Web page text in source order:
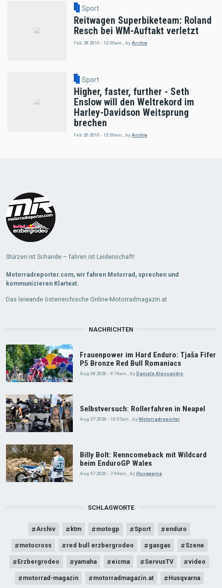
Sport
Reitwagen Superbiketeam: Roland
Resch bei WM-Auftakt verletzt
Feb 28 2010 - 12:00am byArchiv
Sport
Higher, faster, further - Seth
Enslow will den Weltrekord im
Harley-Davidson Weitsprung
brechen
Feb 26 2010 - 12:00am byArchiv
Stürzen ist Schande – fahren ist Leidenschaft!
Motorradreporter.com, wir fahren Motorrad, sprechen und
kommunizieren Klartext.
Das leiwande österreichische Online-Motorradmagazin.at
NACHRICHTEN
Frauenpower im Hard Enduro: Tjaša Fifer
P5 Bronze Red Bull Romaniacs
Aug 08 2026 - 9:19am byDaniele Alessandro
Selbstversuch: Rollerfahren in Neapel
Aug 07 2026 - 10:07am , byMotorradreporter
Billy Bolt: Renncomeback mit Wildcard
beim EnduroGP Wales
Aug 07 2026 - 7:49am byHusqvarna
SCHLAGWORTE
Archiv ktm motogp Sport enduro
motocross red bull erzbergrodeo gasgas Szene
Erzbergrodeo yamaha eicma ServusTV video
motorrad-magazin motorradmagazin.at Husqvarna